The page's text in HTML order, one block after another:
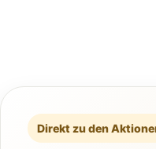
Direkt zu den